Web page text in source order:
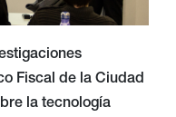
Fiscal de la Ciudad
la tecnología